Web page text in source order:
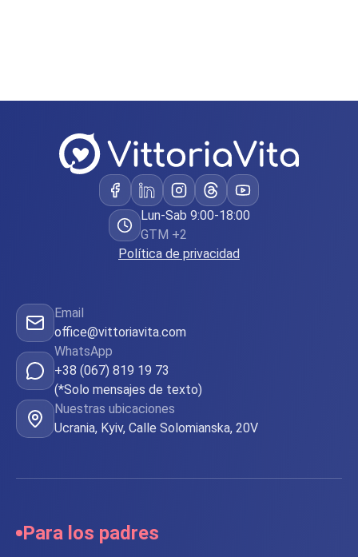
Lun-Sab 9:00-18:00
GTM +2
Política de privacidad
Email
office@vittoriavita.com
WhatsApp
+38 (067) 819 19 73
(*Solo mensajes de texto)
Nuestras ubicaciones
Ucrania, Kyiv, Calle Solomianska, 20V
Para los padres